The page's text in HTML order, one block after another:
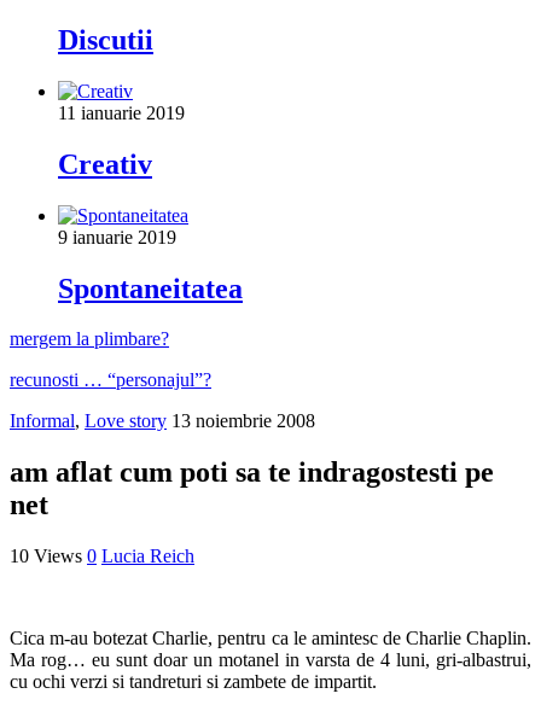
Discutii
11 ianuarie 2019
Creativ
9 ianuarie 2019
Spontaneitatea
mergem la plimbare?
recunosti … “personajul”?
Informal, Love story 13 noiembrie 2008
am aflat cum poti sa te indragostesti pe
net
10 Views 0 Lucia Reich
Cica m-au botezat Charlie, pentru ca le amintesc de Charlie Chaplin.
Ma rog… eu sunt doar un motanel in varsta de 4 luni, gri-albastrui,
cu ochi verzi si tandreturi si zambete de impartit.